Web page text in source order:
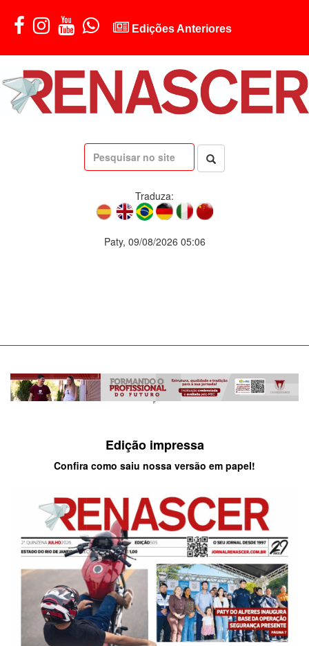
Edições Anteriores
Traduza:
Paty, 09/08/2026 05:06
Edição impressa
Confira como saiu nossa versão em papel!